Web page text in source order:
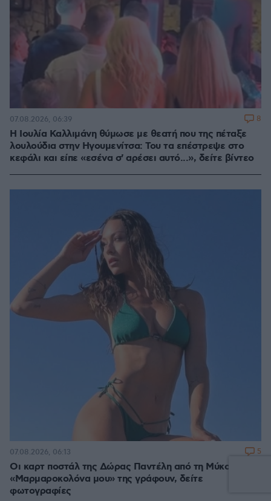
Η Ιουλία Καλλιμάνη θύμωσε με θεατή που της πέταξε
λουλούδια στην Ηγουμενίτσα: Του τα επέστρεψε στο
κεφάλι και είπε «εσένα σ' αρέσει αυτό...», δείτε βίντεο
07.08.2026, 06:39 8
Οι καρτ ποστάλ της Δώρας Παντέλη από τη Μύκονο:
«Μαρμαροκολόνα μου» της γράφουν, δείτε
φωτογραφίες
07.08.2026, 06:13 5